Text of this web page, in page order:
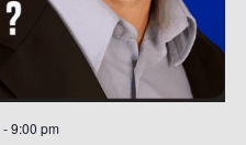
-9:00 pm